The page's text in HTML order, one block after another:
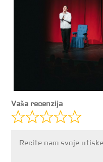
Vaša recenzija